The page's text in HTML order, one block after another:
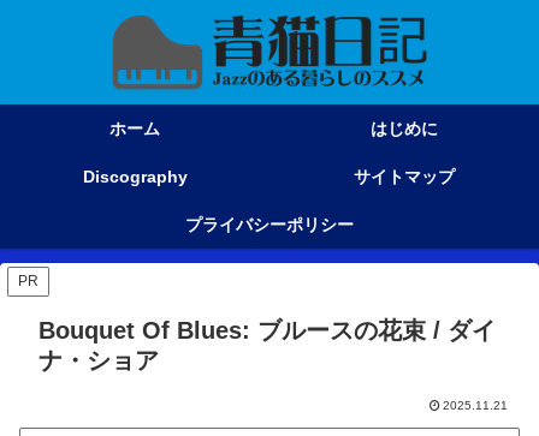
ホーム はじめに
Discography サイトマップ
プライバシーポリシー
PR
Bouquet Of Blues: ブルースの花束 / ダイ
ナ・ショア
2025.11.21